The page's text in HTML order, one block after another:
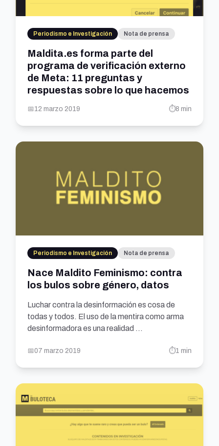
Periodismo e Investigación Nota de prensa
Maldita.es forma parte del
programa de verificación externo
de Meta: 11 preguntas y
respuestas sobre lo que hacemos
📅12 marzo 2019 ⏱️8 min
Periodismo e Investigación Nota de prensa
Nace Maldito Feminismo: contra
los bulos sobre género, datos
Luchar contra la desinformación es cosa de
todas y todos. El uso de la mentira como arma
desinformadora es una realidad ...
📅07 marzo 2019 ⏱️1 min